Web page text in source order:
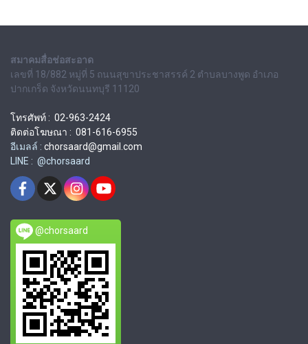
สมาคมสื่อช่อสะอาด
เลขที่ 18/882 หมู่ที่ 5 ถนนสุขาประชาสรรค์ 2 ตำบลบางพูด อำเภอ
ปากเกร็ด จังหวัดนนทบุรี 11120
โทรศัพท์ : 02-963-2424
ติดต่อโฆษณา : 081-616-6955
อีเมลล์ : chorsaard@gmail.com
LINE : @chorsaard
@chorsaard